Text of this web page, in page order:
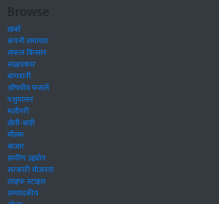
Browse
खबरें
कंपनी समाचार
सफल किसान
साक्षात्कार
बागवानी
औषधीय फसलें
पशुपालन
मशीनरी
खेती-बाड़ी
मौसम
बाजार
ग्रामीण उद्द्योग
सरकारी योजनाएं
लाइफ स्टाइल
सम्पादकीय